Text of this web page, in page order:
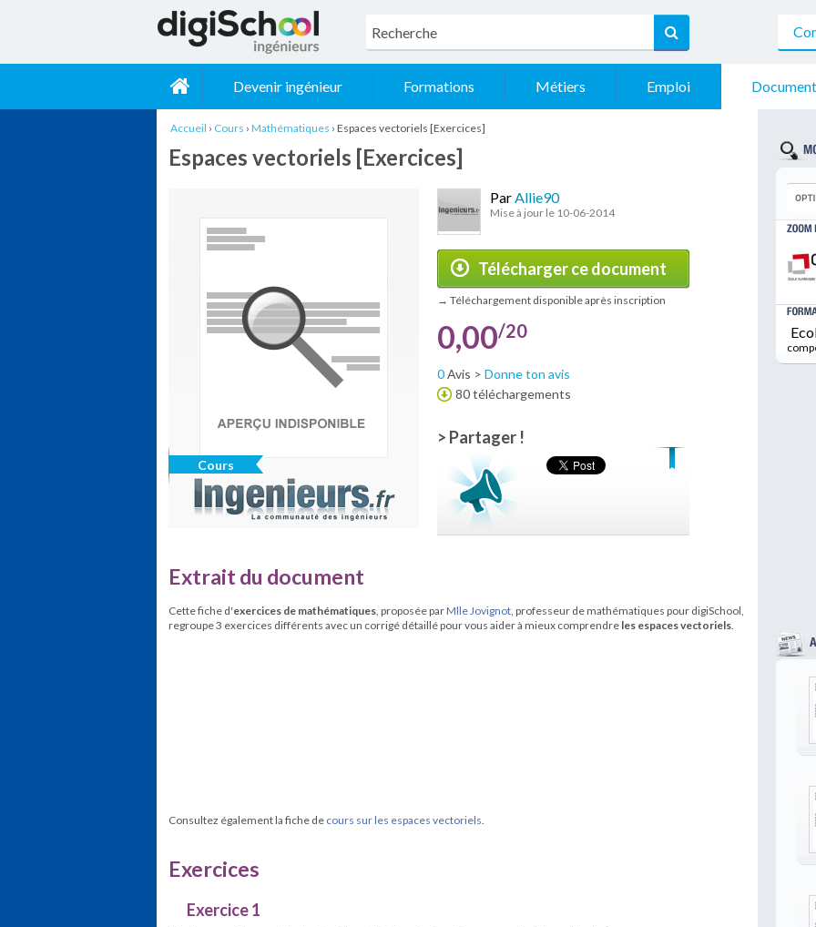
Devenir ingénieur Formations Métiers Emploi
Accueil › Cours ›Mathématiques ›Espaces vectoriels [Exercices]
Espaces vectoriels [Exercices]
Cours
ParAllie90
Mise à jour le 10-06-2014
Télécharger ce document
→ Téléchargement disponible après inscription
0,00/20
0Avis >Donne ton avis
80 téléchargements
> Partager !
Extrait du document
Cette fiche d'exercices de mathématiques, proposée parMlle Jovignot, professeur de mathématiques pour digiSchool,
regroupe 3 exercices différents avec un corrigé détaillé pour vous aider à mieux comprendre les espaces vectoriels.
Consultez également la fiche de cours sur les espaces vectoriels.
Exercices
Exercice 1